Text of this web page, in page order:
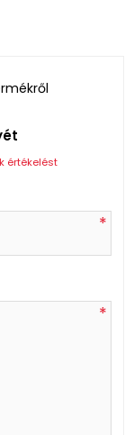
értékelést
*
*